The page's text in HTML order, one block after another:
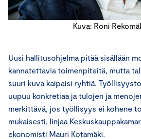
Kuva: Roni
Uusi hallitusohjelma pitää sisällään
kannatettavia toimenpiteitä, mutta
suuri kuva kaipaisi ryhtiä.
uupuu konkretiaa ja tulojen ja
merkittävä, jos työllisyys ei kohene
mukaisesti, linjaa
ekonomisti Mauri Kotamäki.